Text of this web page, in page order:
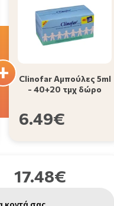
Clinofar Αμπούλες 5ml
- 40+20 τμχ δώρο
6.49€
17.48€
κοντά σας